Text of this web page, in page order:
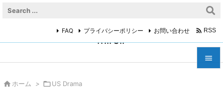
miroir

FAQ プライバシーポリシー お問い合わせ  RSS
 ホーム > US Drama